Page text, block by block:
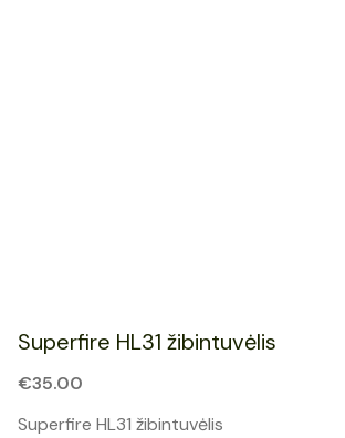
Superfire HL31 žibintuvėlis
€35.00
Superfire HL31 žibintuvėlis